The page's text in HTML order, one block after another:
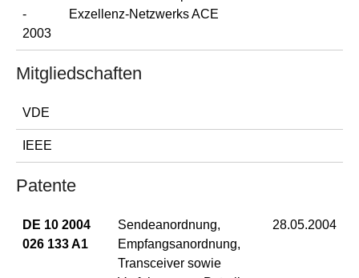
-
2003
Exzellenz-Netzwerks ACE
Mitgliedschaften
VDE
IEEE
Patente
DE 10 2004
026 133 A1
Sendeanordnung,
Empfangsanordnung,
Transceiver sowie
28.05.2004